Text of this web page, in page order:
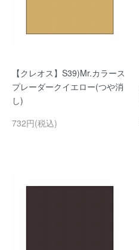
【クレオス】S39)Mr.カラース
プレーダークイエロー(つや消
し)
732円(税込)